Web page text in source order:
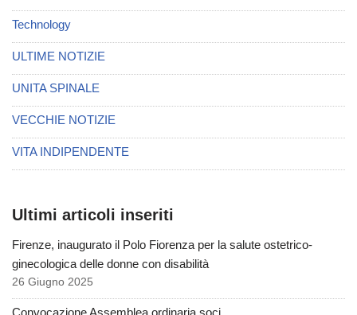
Technology
ULTIME NOTIZIE
UNITA SPINALE
VECCHIE NOTIZIE
VITA INDIPENDENTE
Ultimi articoli inseriti
Firenze, inaugurato il Polo Fiorenza per la salute ostetrico-
ginecologica delle donne con disabilità
26 Giugno 2025
Convocazione Assemblea ordinaria soci